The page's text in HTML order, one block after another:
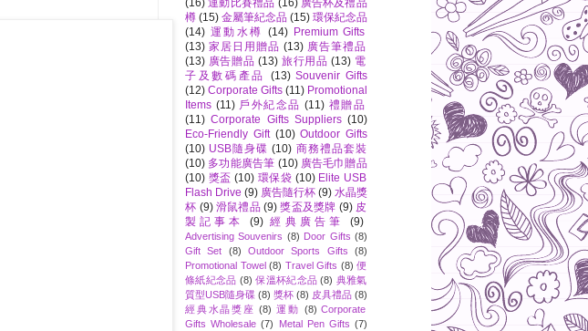
(16) 運動比賽禮品 (16) 廣告杯及禮品
樽 (15) 金屬筆紀念品 (15) 環保紀念品
(14) 運動水樽 (14) Premium Gifts
(13) 家居日用贈品 (13) 廣告筆禮品
(13) 廣告贈品 (13) 旅行用品 (13) 電
子及數碼產品
(13) Souvenir Gifts
(12) Corporate Gifts (11) Promotional
Items (11) 戶外紀念品 (11) 禮贈品
(11) Corporate Gifts Suppliers (10)
Eco-Friendly Gift (10) Outdoor Gifts
(10) USB隨身碟 (10) 商務禮品套裝
(10) 多功能廣告筆 (10) 廣告毛巾贈品
(10) 獎盃 (10) 環保袋 (10) Elite USB
Flash Drive (9) 廣告隨行杯 (9) 水晶獎
杯 (9) 滑鼠禮品 (9) 獎盃及獎牌 (9) 皮
製記事本
(9) 經典廣告筆 (9)
Advertising Souvenirs (8) Door Gifts (8)
Gift Set
(8) Outdoor Sports Gifts
(8)
Promotional Towel (8) Travel Gifts (8) 便
條紙紀念品 (8) 保溫杯紀念品 (8) 典雅氣
質型USB隨身碟 (8) 獎杯 (8) 皮具禮品 (8)
經典水晶獎座 (8) 運動 (8) Corporate
Gifts Wholesale (7) Metal Pen Gifts (7)